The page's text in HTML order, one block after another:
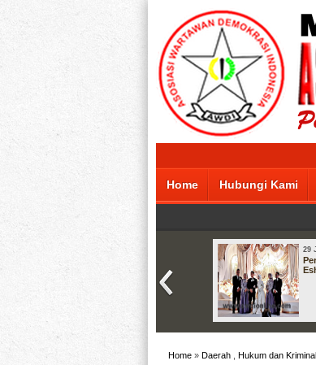
Home Hubungi Kami
29
Home » Daerah Hukum dan Kriminal